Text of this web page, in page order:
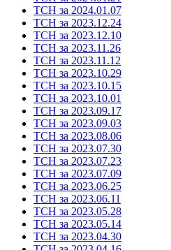
ТСН за 2024.01.07
ТСН за 2023.12.24
ТСН за 2023.12.10
ТСН за 2023.11.26
ТСН за 2023.11.12
ТСН за 2023.10.29
ТСН за 2023.10.15
ТСН за 2023.10.01
ТСН за 2023.09.17
ТСН за 2023.09.03
ТСН за 2023.08.06
ТСН за 2023.07.30
ТСН за 2023.07.23
ТСН за 2023.07.09
ТСН за 2023.06.25
ТСН за 2023.06.11
ТСН за 2023.05.28
ТСН за 2023.05.14
ТСН за 2023.04.30